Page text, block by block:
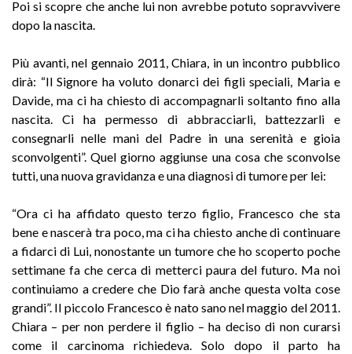
Poi si scopre che anche lui non avrebbe potuto sopravvivere
dopo la nascita.
Più avanti, nel gennaio 2011, Chiara, in un incontro pubblico
dirà: “Il Signore ha voluto donarci dei figli speciali, Maria e
Davide, ma ci ha chiesto di accompagnarli soltanto fino alla
nascita. Ci ha permesso di abbracciarli, battezzarli e
consegnarli nelle mani del Padre in una serenità e gioia
sconvolgenti”. Quel giorno aggiunse una cosa che sconvolse
tutti, una nuova gravidanza e una diagnosi di tumore per lei:
“Ora ci ha affidato questo terzo figlio, Francesco che sta
bene e nascerà tra poco, ma ci ha chiesto anche di continuare
a fidarci di Lui, nonostante un tumore che ho scoperto poche
settimane fa che cerca di metterci paura del futuro. Ma noi
continuiamo a credere che Dio farà anche questa volta cose
grandi”. Il piccolo Francesco è nato sano nel maggio del 2011.
Chiara – per non perdere il figlio – ha deciso di non curarsi
come il carcinoma richiedeva. Solo dopo il parto ha